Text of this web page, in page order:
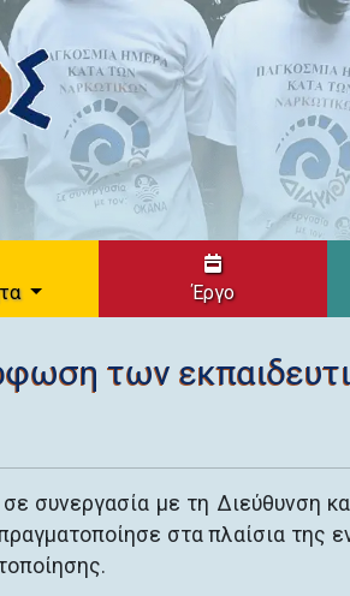
Έργο
των
συνεργασία με τη Διεύθυνση
στα πλαίσια της